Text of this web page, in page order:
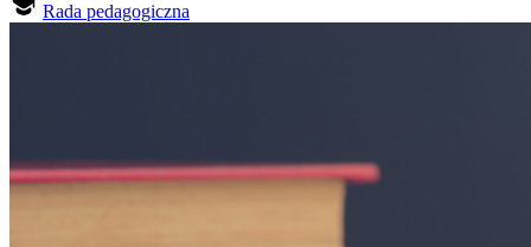
Rada pedagogiczna